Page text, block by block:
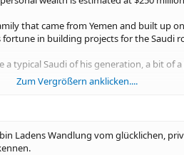
that came from Yemen and built up
in building projects for the Saudi
typical Saudi of his generation, a bit
the Afghan holy warriors – the
Zum Vergrößern anklicken....
Ladens Wandlung vom glücklichen,